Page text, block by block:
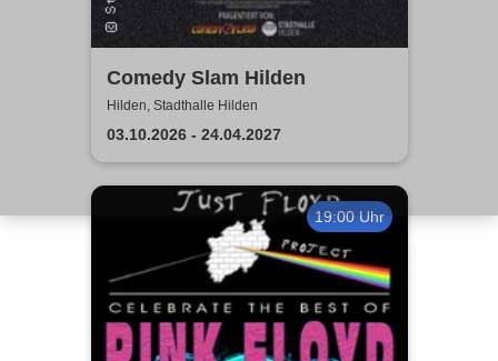
Comedy Slam Hilden
Hilden, Stadthalle Hilden
03.10.2026 - 24.04.2027
19:00 Uhr